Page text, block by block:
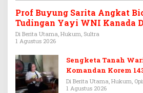
Prof Buyung Sarita Angkat
Tudingan Yayi WNI Kanada
Rp3,6 Miliar
Di Berita Utama, Hukum, Sultra
1 Agustus 2026
Sengketa Tanah
Komandan Korem
Warisan Menjadi
Di Berita Utama, Hukum,
1 Agustus 2026